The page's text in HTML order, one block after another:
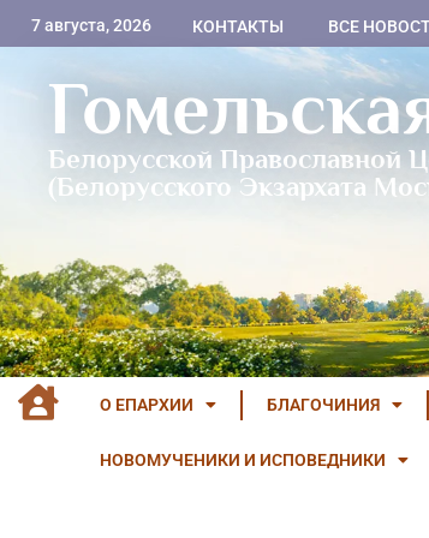
7 августа, 2026 КОНТАКТЫ ВСЕ
Белорусской Православной
(Белорусского Экзархата
О ЕПАРХИИ БЛАГОЧИНИЯ
НОВОМУЧЕНИКИ И ИСПОВЕДНИКИ